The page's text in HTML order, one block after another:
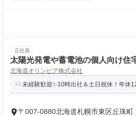
正社員
太陽光発電や蓄電池の個人向け住
北海道オリンピア株式会社
未経験歓迎✨10時出社＆土日祝休！年休
〒007-0880北海道札幌市東区丘珠町